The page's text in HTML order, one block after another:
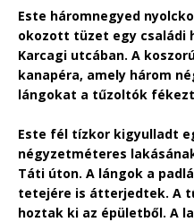
Este háromnegyed
okozott tüzet egy családi
Karcagi utcában. A
kanapéra, amely három
lángokat a tűzoltók
Este fél tízkor kigyulladt
négyzetméteres
Táti úton. A lángok a
tetejére is átterjedtek. A
hoztak ki az épületből. A